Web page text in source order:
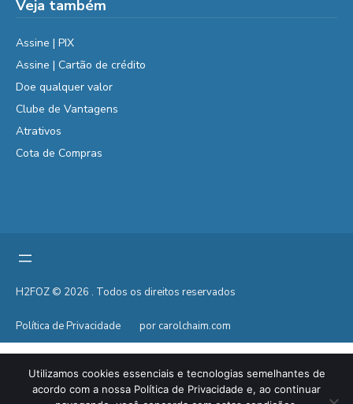
Veja também
Assine | PIX
Assine | Cartão de crédito
Doe qualquer valor
Clube de Vantagens
Atrativos
Cota de Compras
H2FOZ © 2026 . Todos os direitos reservados
Política de Privacidade por carolchaim.com
Utilizamos cookies essenciais e tecnologias semelhantes de
acordo com a nossa Política de Privacidade e, ao continuar